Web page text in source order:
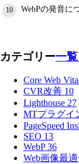
10 WebPの発音に
カテゴリー一
Core Web
CVR改善 10
Lighthouse 27
MTプラグイ
PageSpeed
SEO 13
WebP36
Web画像最